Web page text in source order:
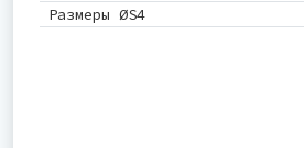
Размеры ØS4